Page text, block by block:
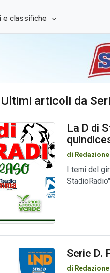
e classifiche
articoli da
La D di
di Redazione
I temi del
StadioRadio"
Serie D.
di Redazione